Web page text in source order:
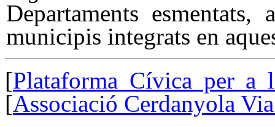
Departaments
municipis integrats en
[Plataforma Cívica per a
[Associació Cerdanyola